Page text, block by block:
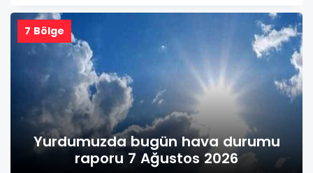
hava durumu
Ağustos 2026
Sakarya Vefat
Sakarya
bugün vefat